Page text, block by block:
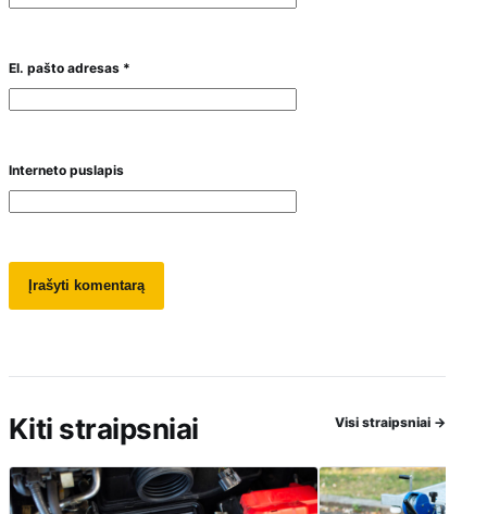
El. pašto adresas *
Interneto puslapis
Kiti straipsniai Visi straipsniai →